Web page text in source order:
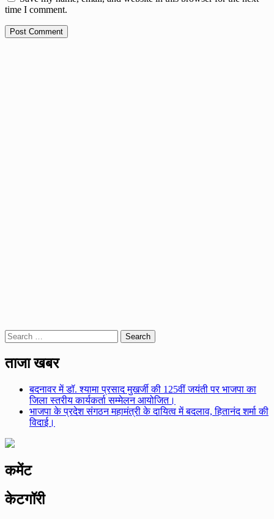
time I comment.
Search
for:
ताजा खबर
बदनावर में डॉ. श्यामा प्रसाद मुखर्जी की 125वीं जयंती पर भाजपा का
जिला स्तरीय कार्यकर्ता सम्मेलन आयोजित।
भाजपा के प्रदेश संगठन महामंत्री के दायित्व में बदलाव, हितानंद शर्मा की
विदाई।
कमेंट
केटगॉरी